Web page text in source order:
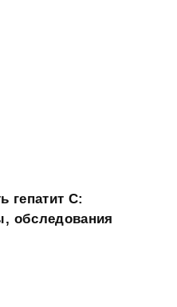
гепатит C:
обследования